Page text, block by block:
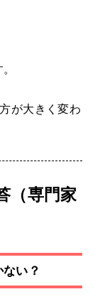
が大きく変わ
（専門家
い？